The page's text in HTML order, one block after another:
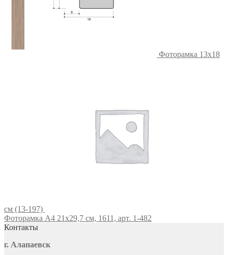
Фоторамка 13х18
см (13-197)
Фоторамка А4 21х29,7 см, 1611, арт. 1-482
Контакты
г. Алапаевск